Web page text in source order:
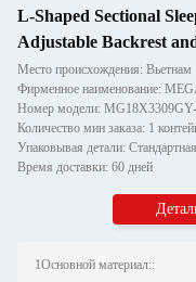
L-Shaped Sectional
Adjustable Backrest
Место происхождения: Вьетнам
Фирменное наименование:
Номер модели:
Количество мин заказа: 1
Упаковывая детали:
Время доставки: 60 дней
1Основной материал::